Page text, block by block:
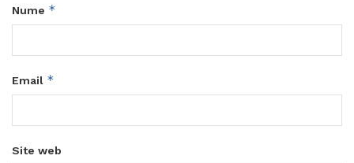
Nume *
Email *
Site web